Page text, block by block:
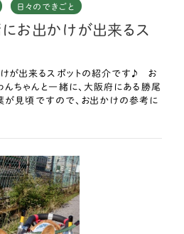
日々のできごと
お出かけが出来るス
が出来るスポットの紹介です♪ お
ちゃんと一緒に、大阪府にある勝尾
が見頃ですので、お出かけの参考に